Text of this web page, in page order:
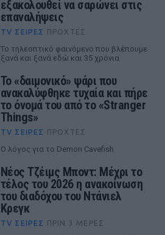
εξακολουθεί να σαρώνει στις
επαναλήψεις
TV ΣΕΙΡΈΣ ΠΡΟΧΤΈΣ
Το τηλεοπτικό φαινόμενο που βλέπουμε
ξανά και ξανά εδώ και 35 χρόνια
Το «δαιμονικό» ψάρι που
ανακαλύφθηκε τυχαία και πήρε
το όνομά του από το «Stranger
Things»
TV ΣΕΙΡΈΣ ΠΡΟΧΤΈΣ
Ο λόγος για το Demon Cavefish
Νέος Τζέιμς Μποντ: Μέχρι το
τέλος του 2026 η ανακοίνωση
του διαδόχου του Ντάνιελ
Κρεγκ
TV ΣΕΙΡΈΣ ΠΡΙΝ 3 ΜΈΡΕΣ